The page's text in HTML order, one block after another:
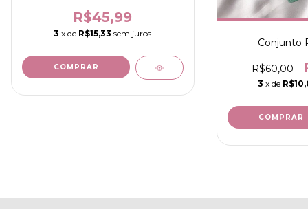
R$45,99
3 x de R$15,33 sem juros
Conjunto
R$60,00
3 x de
COMPRAR